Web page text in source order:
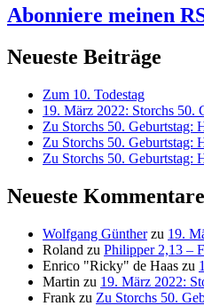
Abonniere meinen
Neueste Beiträge
Zum 10. Todestag
19. März 2022: Storchs 50.
Zu Storchs 50. Geburtstag:
Zu Storchs 50. Geburtstag:
Zu Storchs 50.
Neueste Kommentare
Wolfgang Güntherzu 19.
Roland zu Philipper 2,13 –
Enrico "Ricky" de Haas zu
Martin zu 19. März 2022:
Frank zu Zu Storchs 50.